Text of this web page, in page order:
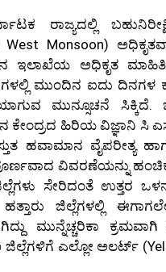
ರಾಜ್ಯದಲ್ಲಿ
Monsoon)
ಇಲಾಖೆಯ ಅಧಿಕೃತ
ಮುಂದಿನ ಐದು ದಿನಗಳ
ಮುನ್ಸೂಚನೆ ಸಿಕ್ಕಿದೆ.
ಕೇಂದ್ರದ ಹಿರಿಯ ವಿಜ್ಞಾನಿ ಸಿ
ಹವಾಮಾನ ವೈಪರೀತ್ಯ
ವಿವರಣೆಯನ್ನು
ಸೇರಿದಂತೆ ಉತ್ತರ
ಜಿಲ್ಲೆಗಳಲ್ಲಿ
ಮುನ್ನೆಚ್ಚರಿಕಾ
ಎಲ್ಲೋ ಅಲರ್ಟ್